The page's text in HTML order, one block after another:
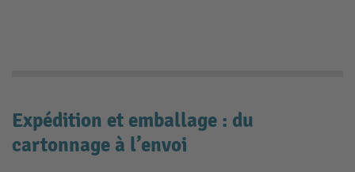
Expédition et emballage : du
cartonnage à l’envoi